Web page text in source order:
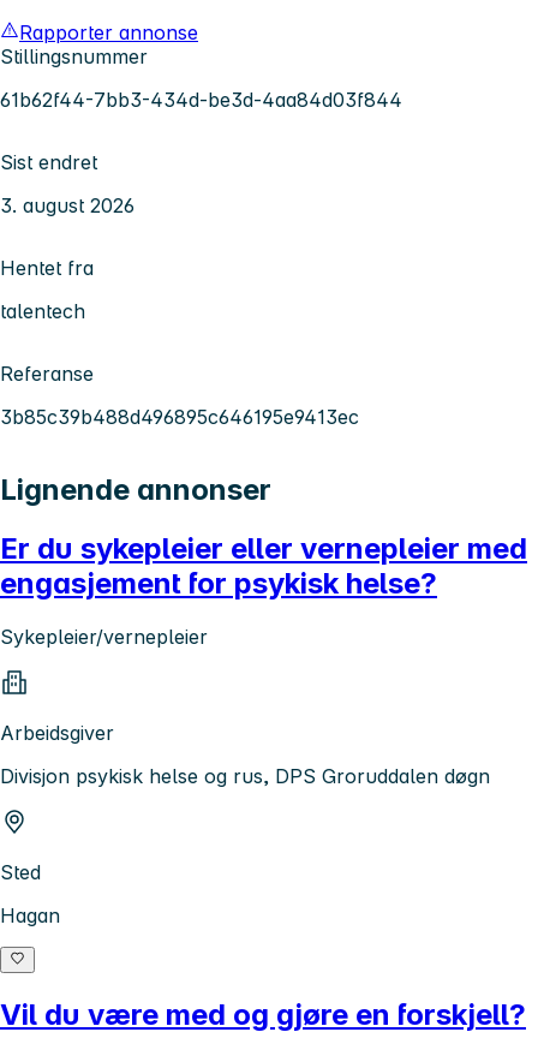
Rapporter annonse
Stillingsnummer
61b62f44-7bb3-434d-be3d-4aa84d03f844
Sist endret
3. august 2026
Hentet fra
talentech
Referanse
3b85c39b488d496895c646195e9413ec
Lignende annonser
Er du sykepleier eller vernepleier med
engasjement for psykisk helse?
Sykepleier/vernepleier
Arbeidsgiver
Divisjon psykisk helse og rus, DPS Groruddalen døgn
Sted
Hagan
Vil du være med og gjøre en forskjell?